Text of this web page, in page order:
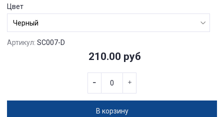
Цвет
Артикул: SC007-D
210.00 руб
В корзину